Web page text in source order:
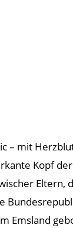
– mit
Kopf
Eltern,
Emsland